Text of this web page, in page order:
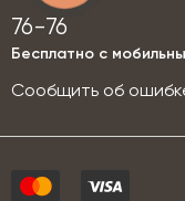
76-76
Бесплатно с
Сообщить об